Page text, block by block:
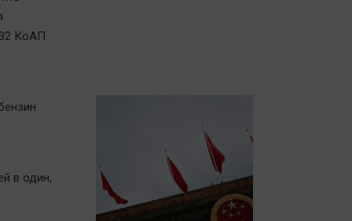
КоАП
в один,